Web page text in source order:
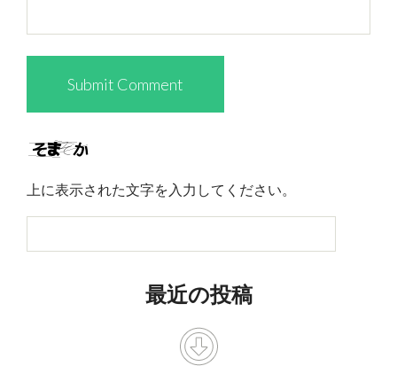
上に表示された文字を入力してください。
最近の投稿